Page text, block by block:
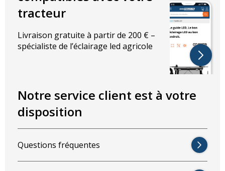
tracteur
Livraison gratuite à partir de 200 € –
spécialiste de l’éclairage led agricole
Notre service client est à votre
disposition
Questions fréquentes